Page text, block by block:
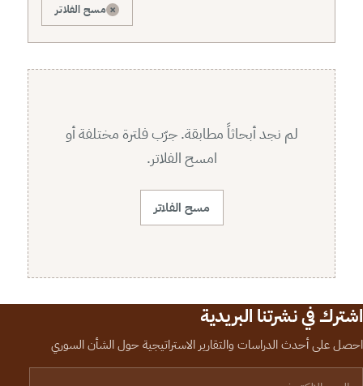
× مسح الفلاتر
لم نجد أبحاثاً مطابقة. جرّب فلترة مختلفة أو
امسح الفلاتر.
مسح الفلاتر
اشترك في نشرتنا البريدية
احصل على أحدث الدراسات والتقارير الاستراتيجية حول الشأن السوري